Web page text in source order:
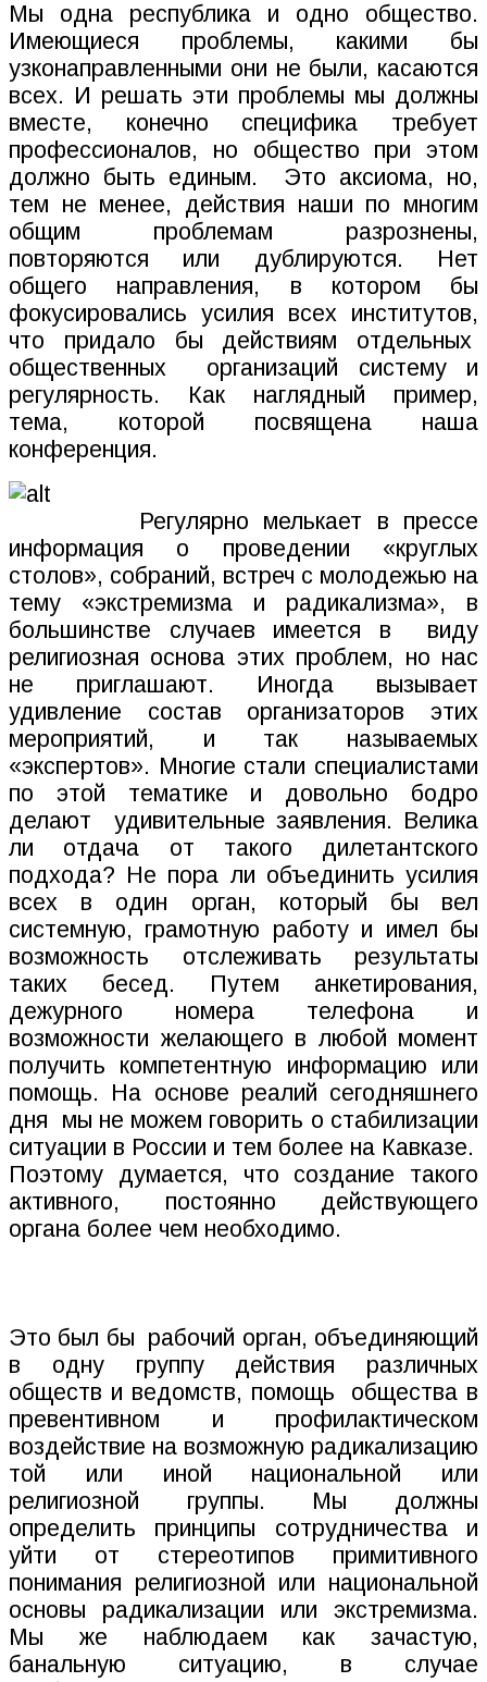
Мы одна республика и одно общество.
Имеющиеся проблемы, какими бы
узконаправленными они не были, касаются
всех. И решать эти проблемы мы должны
вместе, конечно специфика требует
профессионалов, но общество при этом
должно быть единым.
Это аксиома, но,
тем не менее, действия наши по многим
общим проблемам разрознены,
повторяются или дублируются. Нет
общего направления, в котором бы
фокусировались усилия всех институтов,
что придало бы действиям отдельных
общественных
организаций систему и
регулярность. Как наглядный пример,
тема, которой посвящена наша
конференция.
Регулярно мелькает в прессе
информация о проведении «круглых
столов», собраний, встреч с молодежью на
тему «экстремизма и радикализма», в
большинстве случаев имеется в
виду
религиозная основа этих проблем, но нас
не приглашают. Иногда вызывает
удивление состав организаторов этих
мероприятий, и так называемых
«экспертов». Многие стали специалистами
по этой тематике и довольно бодро
делают
удивительные заявления. Велика
ли отдача от такого дилетантского
подхода? Не пора ли объединить усилия
всех в один орган, который бы вел
системную, грамотную работу и имел бы
возможность отслеживать результаты
таких бесед. Путем анкетирования,
дежурного номера телефона и
возможности желающего в любой момент
получить компетентную информацию или
помощь. На основе реалий сегодняшнего
дня
мы не можем говорить о стабилизации
ситуации в России и тем более на Кавказе.
Поэтому думается, что создание такого
активного, постоянно действующего
органа более чем необходимо.
Это был бы рабочий орган, объединяющий
в одну группу действия различных
обществ и ведомств, помощь
общества в
превентивном и профилактическом
воздействие на возможную радикализацию
той или иной национальной или
религиозной группы. Мы должны
определить принципы сотрудничества и
уйти от стереотипов примитивного
понимания религиозной или национальной
основы радикализации или экстремизма.
Мы же наблюдаем как зачастую,
банальную ситуацию, в случае